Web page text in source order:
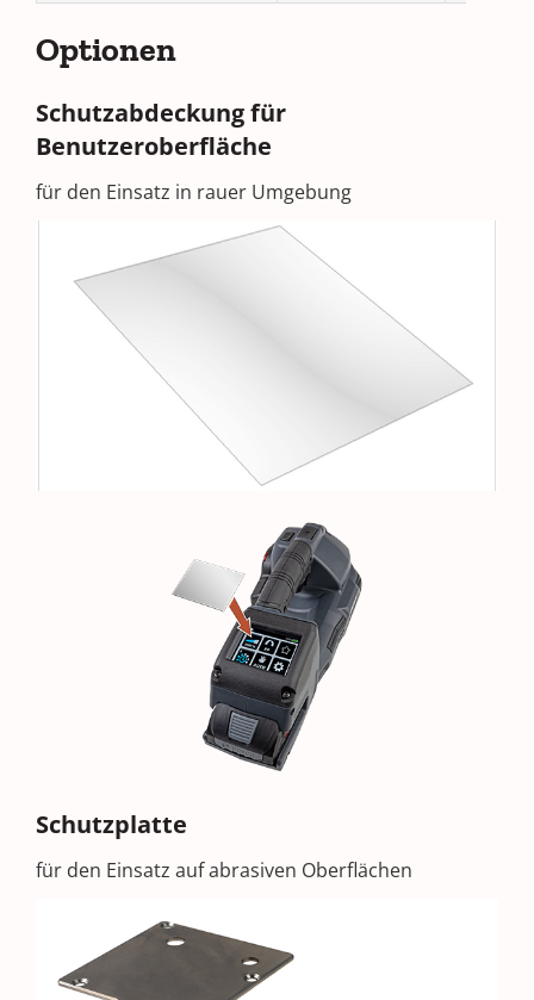
Optionen
Schutzabdeckung für
Benutzeroberfläche
für den Einsatz in rauer Umgebung
Schutzplatte
für den Einsatz auf abrasiven Oberflächen